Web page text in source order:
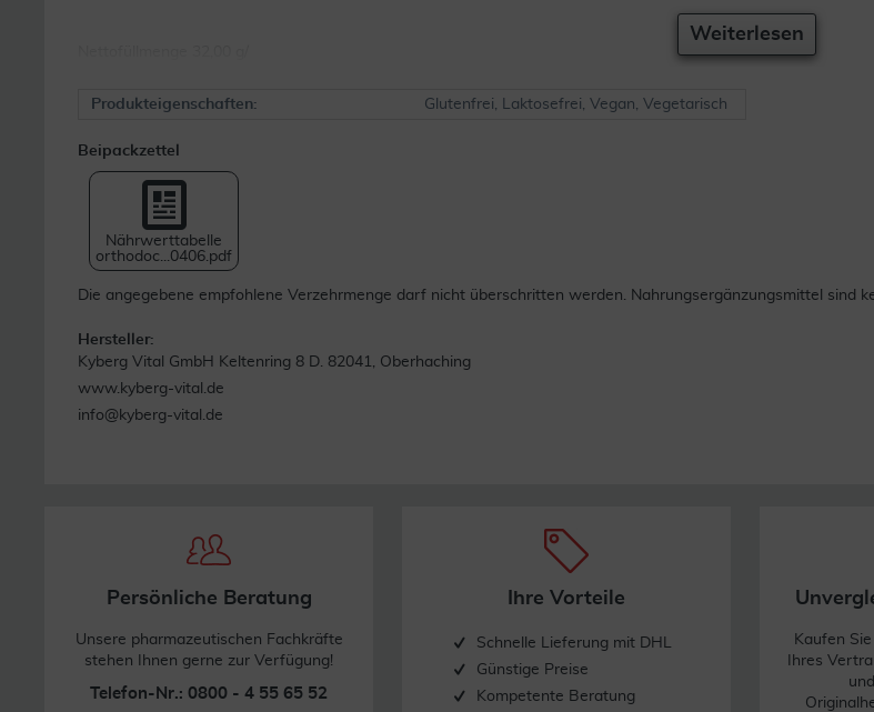
Weiterlesen
Produkteigenschaften: Glutenfrei, Laktosefrei, Vegan, Vegetarisch
Beipackzettel
Nährwerttabelle
orthodoc...0406.pdf
Die angegebene empfohlene Verzehrmenge darf nicht überschritten werden. Nahrungsergänzungsmittel sind
Hersteller:
Kyberg Vital GmbH Keltenring 8 D. 82041, Oberhaching
www.kyberg-vital.de
info@kyberg-vital.de
Persönliche Beratung
Unsere pharmazeutischen Fachkräfte
stehen Ihnen gerne zur Verfügung!
Telefon-Nr.: 0800 - 4 55 65 52
Ihre Vorteile
Schnelle Lieferung mit DHL
Günstige Preise
Kompetente Beratung
Kaufen
Ihres